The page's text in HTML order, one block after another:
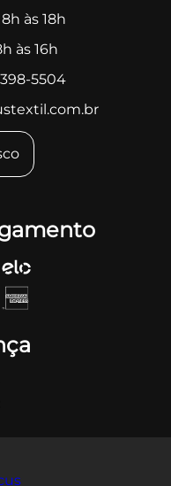
às 18h
às 16h
5504